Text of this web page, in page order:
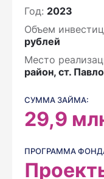
Год: 2023
Объем
рублей
Место
район, ст.
СУММА ЗАЙМА:
29,9
ПРОГРАММА